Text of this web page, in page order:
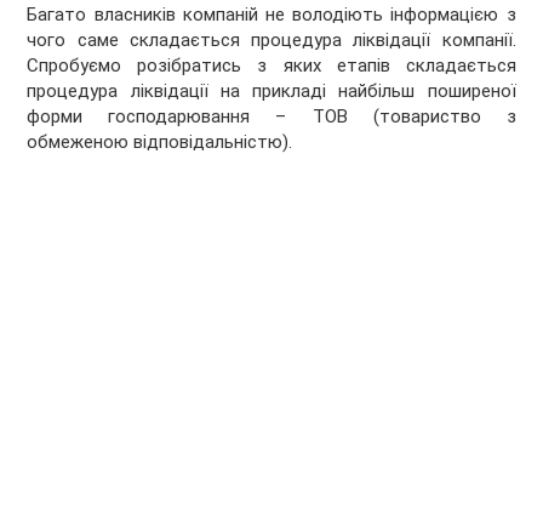
Багато власників компаній не володіють інформацією з
чого саме складається процедура ліквідації компанії.
Спробуємо розібратись з яких етапів складається
процедура ліквідації на прикладі найбільш поширеної
форми господарювання – ТОВ (товариство з
обмеженою відповідальністю).